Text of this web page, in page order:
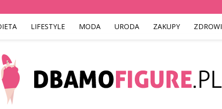
LIFESTYLE MODA URODA ZAKUPY